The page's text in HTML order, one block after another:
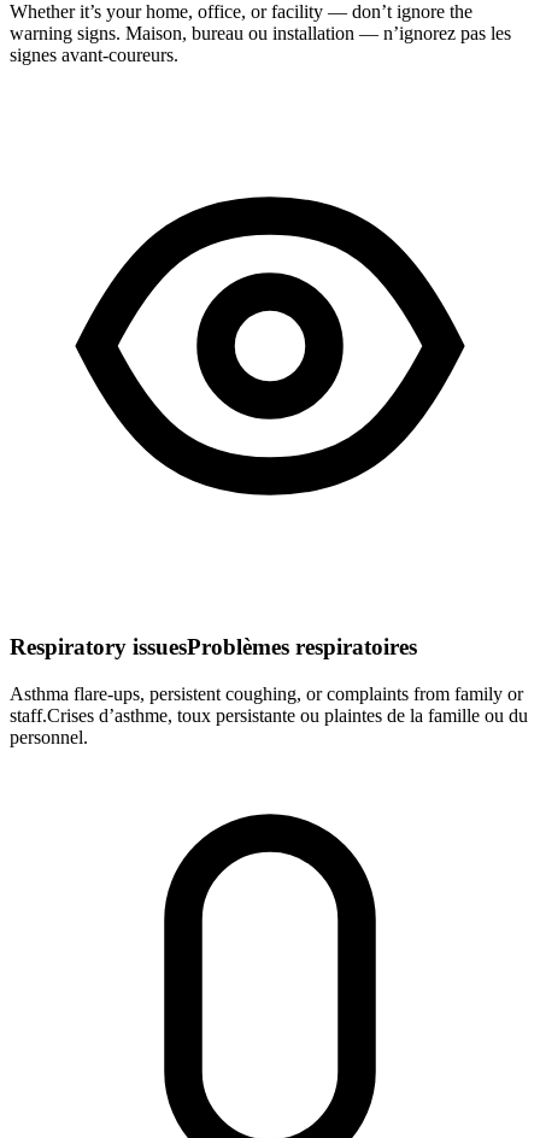
Whether it’s your home, office, or facility — don’t ignore the
warning signs. Maison, bureau ou installation — n’ignorez pas les
signes avant-coureurs.
Respiratory issuesProblèmes respiratoires
Asthma flare-ups, persistent coughing, or complaints from family or
staff.Crises d’asthme, toux persistante ou plaintes de la famille ou du
personnel.